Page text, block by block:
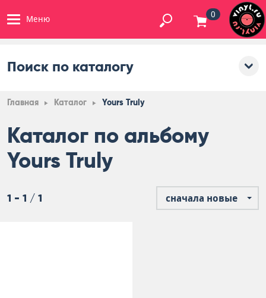
Меню 0
Поиск по каталогу
Главная Каталог Yours Truly
Каталог по альбому
Yours Truly
1 - 1 / 1 сначала новые